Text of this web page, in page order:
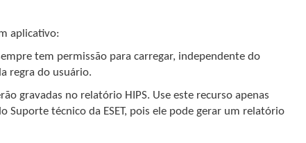
aplicativo:
tem permissão para carregar, independente do
regra do usuário.
gravadas no relatório HIPS. Use este recurso apenas
técnico da ESET, pois ele pode gerar um relatório